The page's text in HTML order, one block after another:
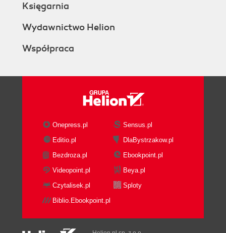
Księgarnia
Wydawnictwo Helion
Współpraca
Onepress.pl
Sensus.pl
Editio.pl
DlaBystrzakow.pl
Bezdroza.pl
Ebookpoint.pl
Videopoint.pl
Beya.pl
Czytalisek.pl
Sploty
Biblio.Ebookpoint.pl